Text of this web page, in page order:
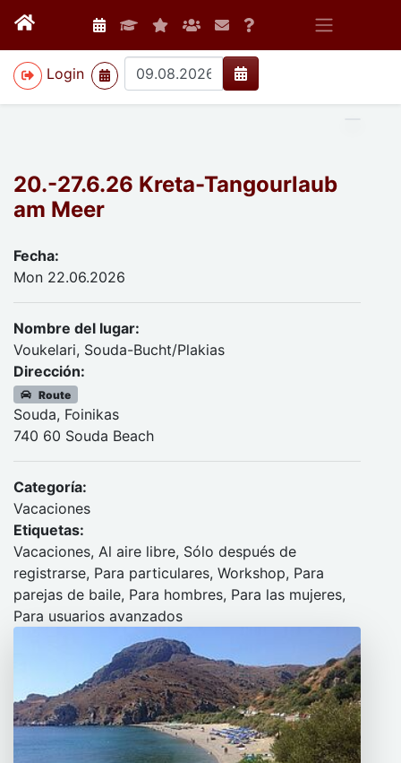
Login
>
20.-27.6.26 Kreta-Tangourlaub
am Meer
Fecha:
Mon 22.06.2026
Nombre del lugar:
Voukelari, Souda-Bucht/Plakias
Dirección:
Route
Souda, Foinikas
740 60 Souda Beach
Categoría:
Vacaciones
Etiquetas:
Vacaciones, Al aire libre, Sólo después de
registrarse, Para particulares, Workshop, Para
parejas de baile, Para hombres, Para las mujeres,
Para usuarios avanzados